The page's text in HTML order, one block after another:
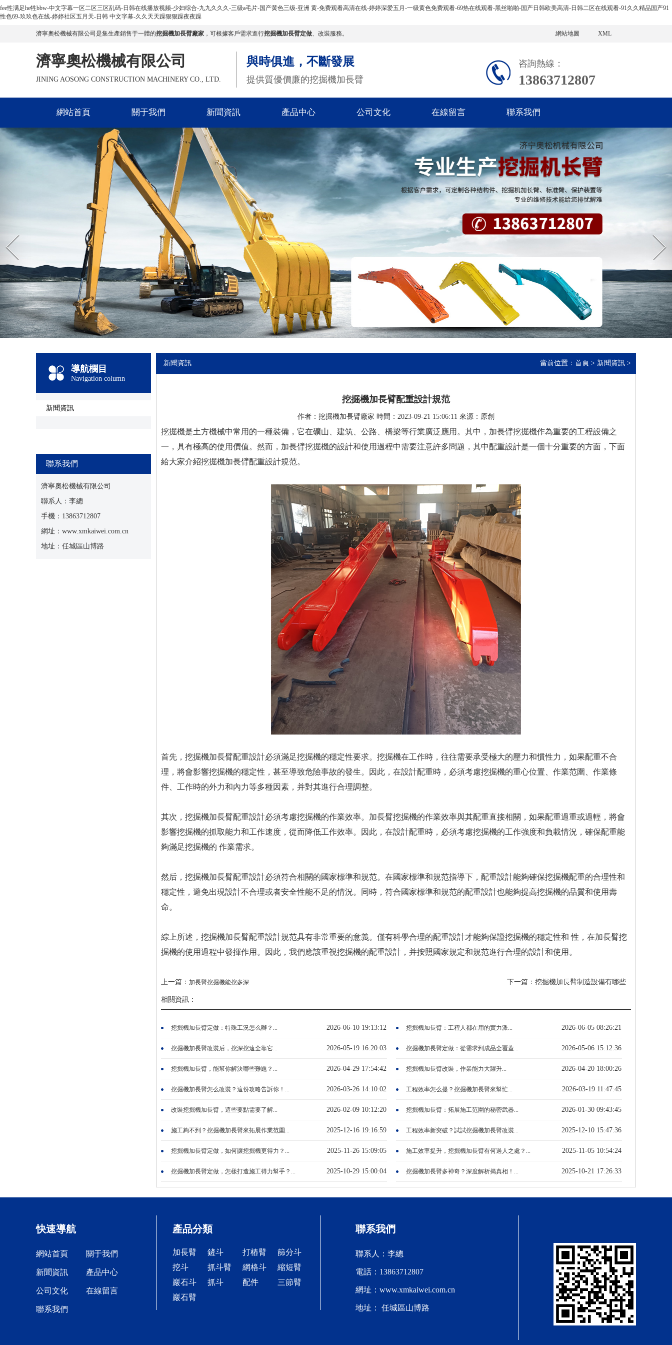
fee性满足he牲bbw-中文字幕一区二区三区乱码-日韩在线播放视频-少妇综合-九九久久久-三级a毛片-国产黄色三级-亚洲 黄-免费观看高清在线-婷婷深爱五月-一级黄色免费观看-69热在线观看-黑丝啪啪-国产日韩欧美高清-日韩二区在线观看-91久久精品国产91
性色69-玖玖色在线-婷婷社区五月天-日韩 中文字幕-久久天天躁狠狠躁夜夜躁
濟寧奧松機械有限公司是集生產銷售于一體的挖掘機加長臂廠家 ，可根據客戶需求進行挖掘機加長臂定做、改裝服務。 XML
網站地圖
濟寧奧松機械有限公司
JINING AOSONG CONSTRUCTION MACHINERY CO., LTD.
與時俱進，不斷發展
提供質優價廉的挖掘機加長臂
咨詢熱線：
13863712807
網站首頁 關于我們 新聞資訊 產品中心 公司文化 在線留言 聯系我們
導航欄目
Navigation column
新聞資訊
聯系我們
濟寧奧松機械有限公司
聯系人：李總
手機：13863712807
網址：www.xmkaiwei.com.cn
地址：任城區山博路
當前位置： 首頁 > 新聞資訊 >
新聞資訊
挖掘機加長臂配重設計規范
作者：挖掘機加長臂廠家 時間：2023-09-21 15:06:11 來源：原創
挖掘機是土方機械中常用的一種裝備，它在礦山、建筑、公路、橋梁等行業廣泛應用。其中，加長臂挖掘機作為重要的工程設備之
一，具有極高的使用價值。然而，加長臂挖掘機的設計和使用過程中需要注意許多問題，其中配重設計是一個十分重要的方面，下面
給大家介紹挖掘機加長臂配重設計規范。
首先，挖掘機加長臂配重設計必須滿足挖掘機的穩定性要求。挖掘機在工作時，往往需要承受極大的壓力和慣性力，如果配重不合
理，將會影響挖掘機的穩定性，甚至導致危險事故的發生。因此，在設計配重時，必須考慮挖掘機的重心位置、作業范圍、作業條
件、工作時的外力和內力等多種因素，并對其進行合理調整。
其次，挖掘機加長臂配重設計必須考慮挖掘機的作業效率。加長臂挖掘機的作業效率與其配重直接相關，如果配重過重或過輕，將會
影響挖掘機的抓取能力和工作速度，從而降低工作效率。因此，在設計配重時，必須考慮挖掘機的工作強度和負載情況，確保配重能
夠滿足挖掘機的 作業需求。
然后，挖掘機加長臂配重設計必須符合相關的國家標準和規范。在國家標準和規范指導下，配重設計能夠確保挖掘機配重的合理性和
穩定性，避免出現設計不合理或者安全性能不足的情況。同時，符合國家標準和規范的配重設計也能夠提高挖掘機的品質和使用壽
命。
綜上所述，挖掘機加長臂配重設計規范具有非常重要的意義。僅有科學合理的配重設計才能夠保證挖掘機的穩定性和 性，在加長臂挖
掘機的使用過程中發揮作用。因此，我們應該重視挖掘機的配重設計，并按照國家規定和規范進行合理的設計和使用。
上一篇： 加長臂挖掘機能挖多深 下一篇： 挖掘機加長臂制造設備有哪些
相關資訊：
2026-06-10 19:13:12
挖掘機加長臂定做：特殊工況怎么辦？... 2026-06-05 08:26:21
挖掘機加長臂：工程人都在用的實力派...
2026-05-19 16:20:03
挖掘機加長臂改裝后，挖深挖遠全靠它... 2026-05-06 15:12:36
挖掘機加長臂定做：從需求到成品全覆蓋...
2026-04-29 17:54:42
挖掘機加長臂，能幫你解決哪些難題？... 2026-04-20 18:00:26
挖掘機加長臂改裝，作業能力大躍升...
2026-03-26 14:10:02
挖掘機加長臂怎么改裝？這份攻略告訴你！... 2026-03-19 11:47:45
工程效率怎么提？挖掘機加長臂來幫忙...
2026-02-09 10:12:20
改裝挖掘機加長臂，這些要點需要了解... 2026-01-30 09:43:45
挖掘機加長臂：拓展施工范圍的秘密武器...
2025-12-16 19:16:59
施工夠不到？挖掘機加長臂來拓展作業范圍... 2025-12-10 15:47:36
工程效率新突破？試試挖掘機加長臂改裝...
2025-11-26 15:09:05
挖掘機加長臂定做，如何讓挖掘機更得力？... 2025-11-05 10:54:24
施工效率提升，挖掘機加長臂有何過人之處？...
2025-10-29 15:00:04
挖掘機加長臂定做，怎樣打造施工得力幫手？... 2025-10-21 17:26:33
挖掘機加長臂多神奇？深度解析揭真相！...
快速導航
網站首頁 關于我們
新聞資訊 產品中心
公司文化 在線留言
聯系我們
產品分類
加長臂 鏟斗 打樁臂
篩分斗
挖斗
抓斗臂 網格斗
縮短臂
巖石斗
抓斗 配件
三節臂
巖石臂
聯系我們
聯系人：李總
電話：13863712807
網址：www.xmkaiwei.com.cn
地址： 任城區山博路